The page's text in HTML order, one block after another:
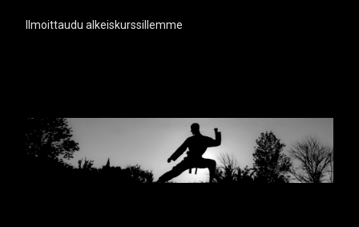
Ilmoittaudu alkeiskurssillemme